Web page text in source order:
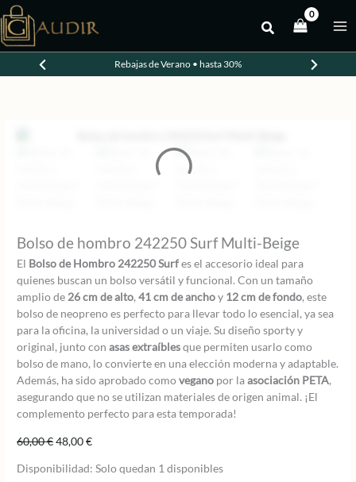
al
contenido
Rebajas de Verano • hasta 30%
-20%
Bolso de hombro 242250 Surf Multi-Beige
El Bolso de Hombro 242250 Surfes el accesorio ideal para
quienes buscan un bolso versátil y funcional. Con un tamaño
amplio de 26 cm de alto,41 cm de anchoy 12 cm de fondo, este
bolso de neopreno es perfecto para llevar todo lo esencial, ya sea
para la oficina, la universidad o un viaje. Su diseño sporty y
original, junto conasas extraíblesque permiten usarlo como
bolso de mano, lo convierte en una elección moderna y adaptable.
Además, ha sido aprobado comovegano por laasociación PETA,
asegurando que no se utilizan materiales de origen animal. ¡El
complemento perfecto para esta temporada!
60,00€El
original
48,00€El
actual
Disponibilidad: Solo quedan 1 disponibles